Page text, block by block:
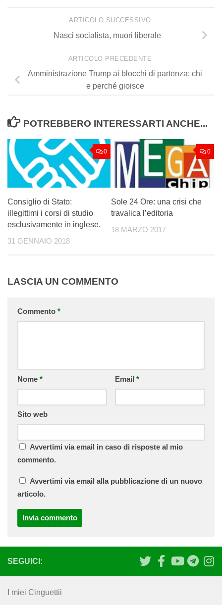
ARTICOLO SUCCESSIVO
Nasci socialista, muori liberale
ARTICOLO PRECEDENTE
Amministrazione Trump ai blocchi di partenza: chi
e perché gioisce
POTREBBERO INTERESSARTI ANCHE...
0
Consiglio di Stato:
illegittimi i corsi di studio
esclusivamente in inglese.
31 GENNAIO 2018
0
Sole 24 Ore: una crisi che
travalica l’editoria
18 MARZO 2017
LASCIA UN COMMENTO
Commento *
Nome * Email *
Sito web
Avvertimi via email in caso di risposte al mio
commento.
Avvertimi via email alla pubblicazione di un nuovo
articolo.
SEGUICI:
I miei Cinguettii